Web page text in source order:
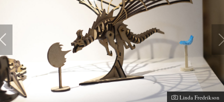
Fotograf:
Linda Fredrikson